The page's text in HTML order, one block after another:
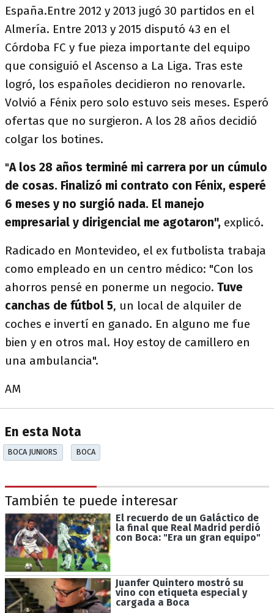
España.Entre 2012 y 2013 jugó 30 partidos en el
Almería. Entre 2013 y 2015 disputó 43 en el
Córdoba FC y fue pieza importante del equipo
que consiguió el Ascenso a La Liga. Tras este
logró, los españoles decidieron no renovarle.
Volvió a Fénix pero solo estuvo seis meses. Esperó
ofertas que no surgieron. A los 28 años decidió
colgar los botines.
"A los 28 años terminé mi carrera por un cúmulo
de cosas. Finalizó mi contrato con Fénix, esperé
6 meses y no surgió nada. El manejo
empresarial y dirigencial me agotaron", explicó.
Radicado en Montevideo, el ex futbolista trabaja
como empleado en un centro médico: "Con los
ahorros pensé en ponerme un negocio. Tuve
canchas de fútbol 5, un local de alquiler de
coches e invertí en ganado. En alguno me fue
bien y en otros mal. Hoy estoy de camillero en
una ambulancia".
AM
En esta Nota
BOCA JUNIORS BOCA
También te puede interesar
El recuerdo de un Galáctico de
la final que Real Madrid perdió
con Boca: "Era un gran equipo"
Juanfer Quintero mostró su
vino con etiqueta especial y
cargada a Boca